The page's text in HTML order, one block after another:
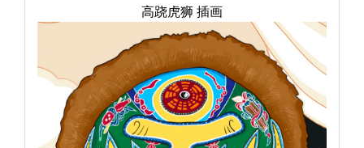
高跷虎狮 插画